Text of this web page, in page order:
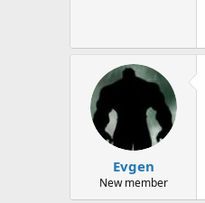
Evgen
New member